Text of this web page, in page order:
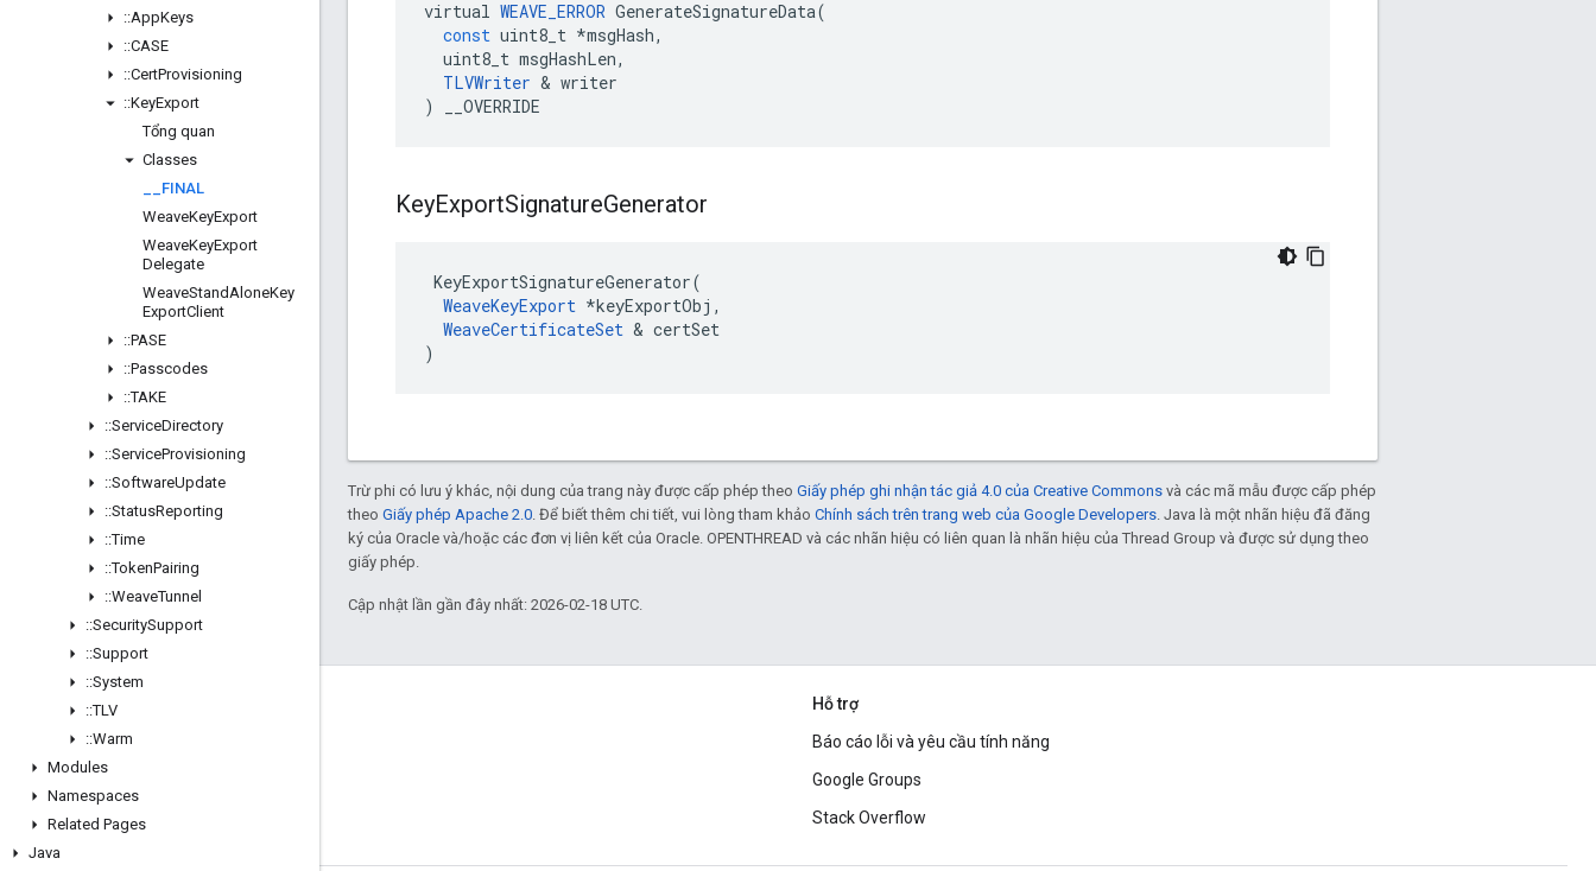
::AppKeys
::CASE
::CertProvisioning
::KeyExport
Tổng quan
Classes
FINAL
WeaveKeyExport
WeaveKeyExport
Delegate
WeaveStandAloneKey
ExportClient
::PASE
::Passcodes
::TAKE
::ServiceDirectory
::ServiceProvisioning
::SoftwareUpdate
::StatusReporting
::Time
::TokenPairing
::WeaveTunnel
::SecuritySupport
::Support
::System
::TLV
::Warm
Modules
Namespaces
Related Pages
Java
virtual WEAVE_ERROR GenerateSignatureData(
const uint8_t *msgHash,
uint8_t msgHashLen,
TLVWriter & writer
)
__OVERRIDE
KeyExportSignatureGenerator
KeyExportSignatureGenerator(
WeaveKeyExport *keyExportObj,
WeaveCertificateSet & certSet
)
Trừ phi có lưu ý khác, nội dung của trang này được cấp phép theo Giấy phép ghi nhận tác giả 4.0 của Creative Commons và các mã mẫu được cấp phép
theo Giấy phép Apache 2.0. Để biết thêm chi tiết, vui lòng tham khảo Chính sách trên trang web của Google Developers. Java là một nhãn hiệu đã đăng
ký của Oracle và/hoặc các đơn vị liên kết của Oracle. OPENTHREAD và các nhãn hiệu có liên quan là nhãn hiệu của Thread Group và được sử dụng theo
giấy phép.
Cập nhật lần gần đây nhất: 2026-02-18 UTC.
GitHub
OpenWeave
OpenThread
Hỗ trợ
Báo cáo lỗi và yêu cầu tính năng
Google Groups
Stack Overflow